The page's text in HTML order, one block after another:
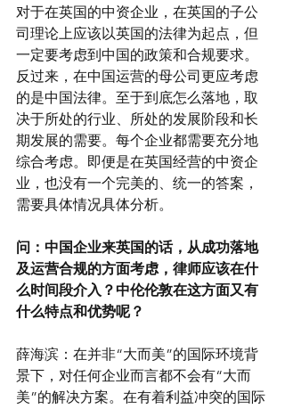
对于在英国的中资企业，在英国的子公
司理论上应该以英国的法律为起点，但
一定要考虑到中国的政策和合规要求。
反过来，在中国运营的母公司更应考虑
的是中国法律。至于到底怎么落地，取
决于所处的行业、所处的发展阶段和长
期发展的需要。每个企业都需要充分地
综合考虑。即便是在英国经营的中资企
业，也没有一个完美的、统一的答案，
需要具体情况具体分析。
问：中国企业来英国的话，从成功落地
及运营合规的方面考虑，律师应该在什
么时间段介入？中伦伦敦在这方面又有
什么特点和优势呢？
薛海滨：在并非“大而美”的国际环境背
景下，对任何企业而言都不会有“大而
美”的解决方案。在有着利益冲突的国际